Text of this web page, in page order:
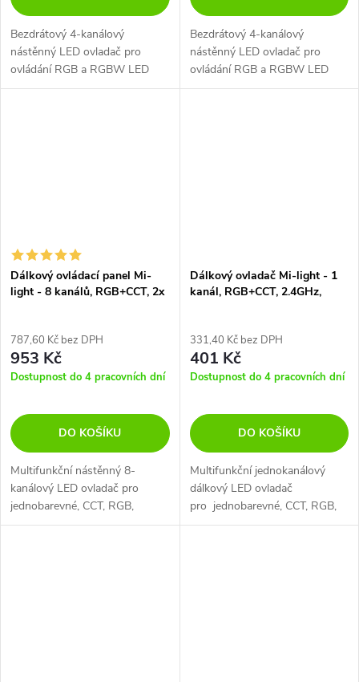
Bezdrátový 4-kanálový
nástěnný LED ovladač pro
ovládání RGB a RGBW LED
pásků a LED svítidel Mi-Light.
Bezdrátový 4-kanálový
nástěnný LED ovladač pro
ovládání RGB a RGBW LED
pásků a LED svítidla Mi-Light -
Dálkový ovládací panel Mi-
light - 8 kanálů, RGB+CCT, 2x
787,60 Kč bez DPH
953 Kč
Dostupnost do 4 pracovních dní
DO KOŠÍKU
Multifunkční nástěnný 8-
kanálový LED ovladač pro
jednobarevné, CCT, RGB,
RGBW i RGB+CCT LED pásky
Dálkový ovladač Mi-light - 1
kanál, RGB+CCT, 2.4GHz,
331,40 Kč bez DPH
401 Kč
Dostupnost do 4 pracovních dní
DO KOŠÍKU
Multifunkční jednokanálový
dálkový LED ovladač
pro jednobarevné, CCT, RGB,
RGBW i RGB+CCT a LED